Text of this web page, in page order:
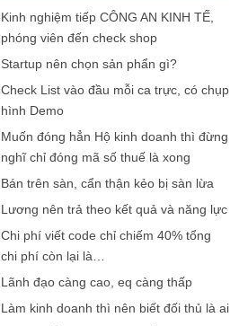
Kinh nghiệm tiếp CÔNG AN KINH TẾ,
phóng viên đến check shop
Startup nên chọn sản phẩn gì?
Check List vào đầu mỗi ca trực, có chụp
hình Demo
Muốn đóng hẳn Hộ kinh doanh thì đừng
nghĩ chỉ đóng mã số thuế là xong
Bán trên sàn, cẩn thận kẻo bị sàn lừa
Lương nên trả theo kết quả và năng lực
Chi phí viết code chỉ chiếm 40% tổng
chi phí còn lại là…
Lãnh đạo càng cao, eq càng thấp
Làm kinh doanh thì nên biết đối thủ là ai